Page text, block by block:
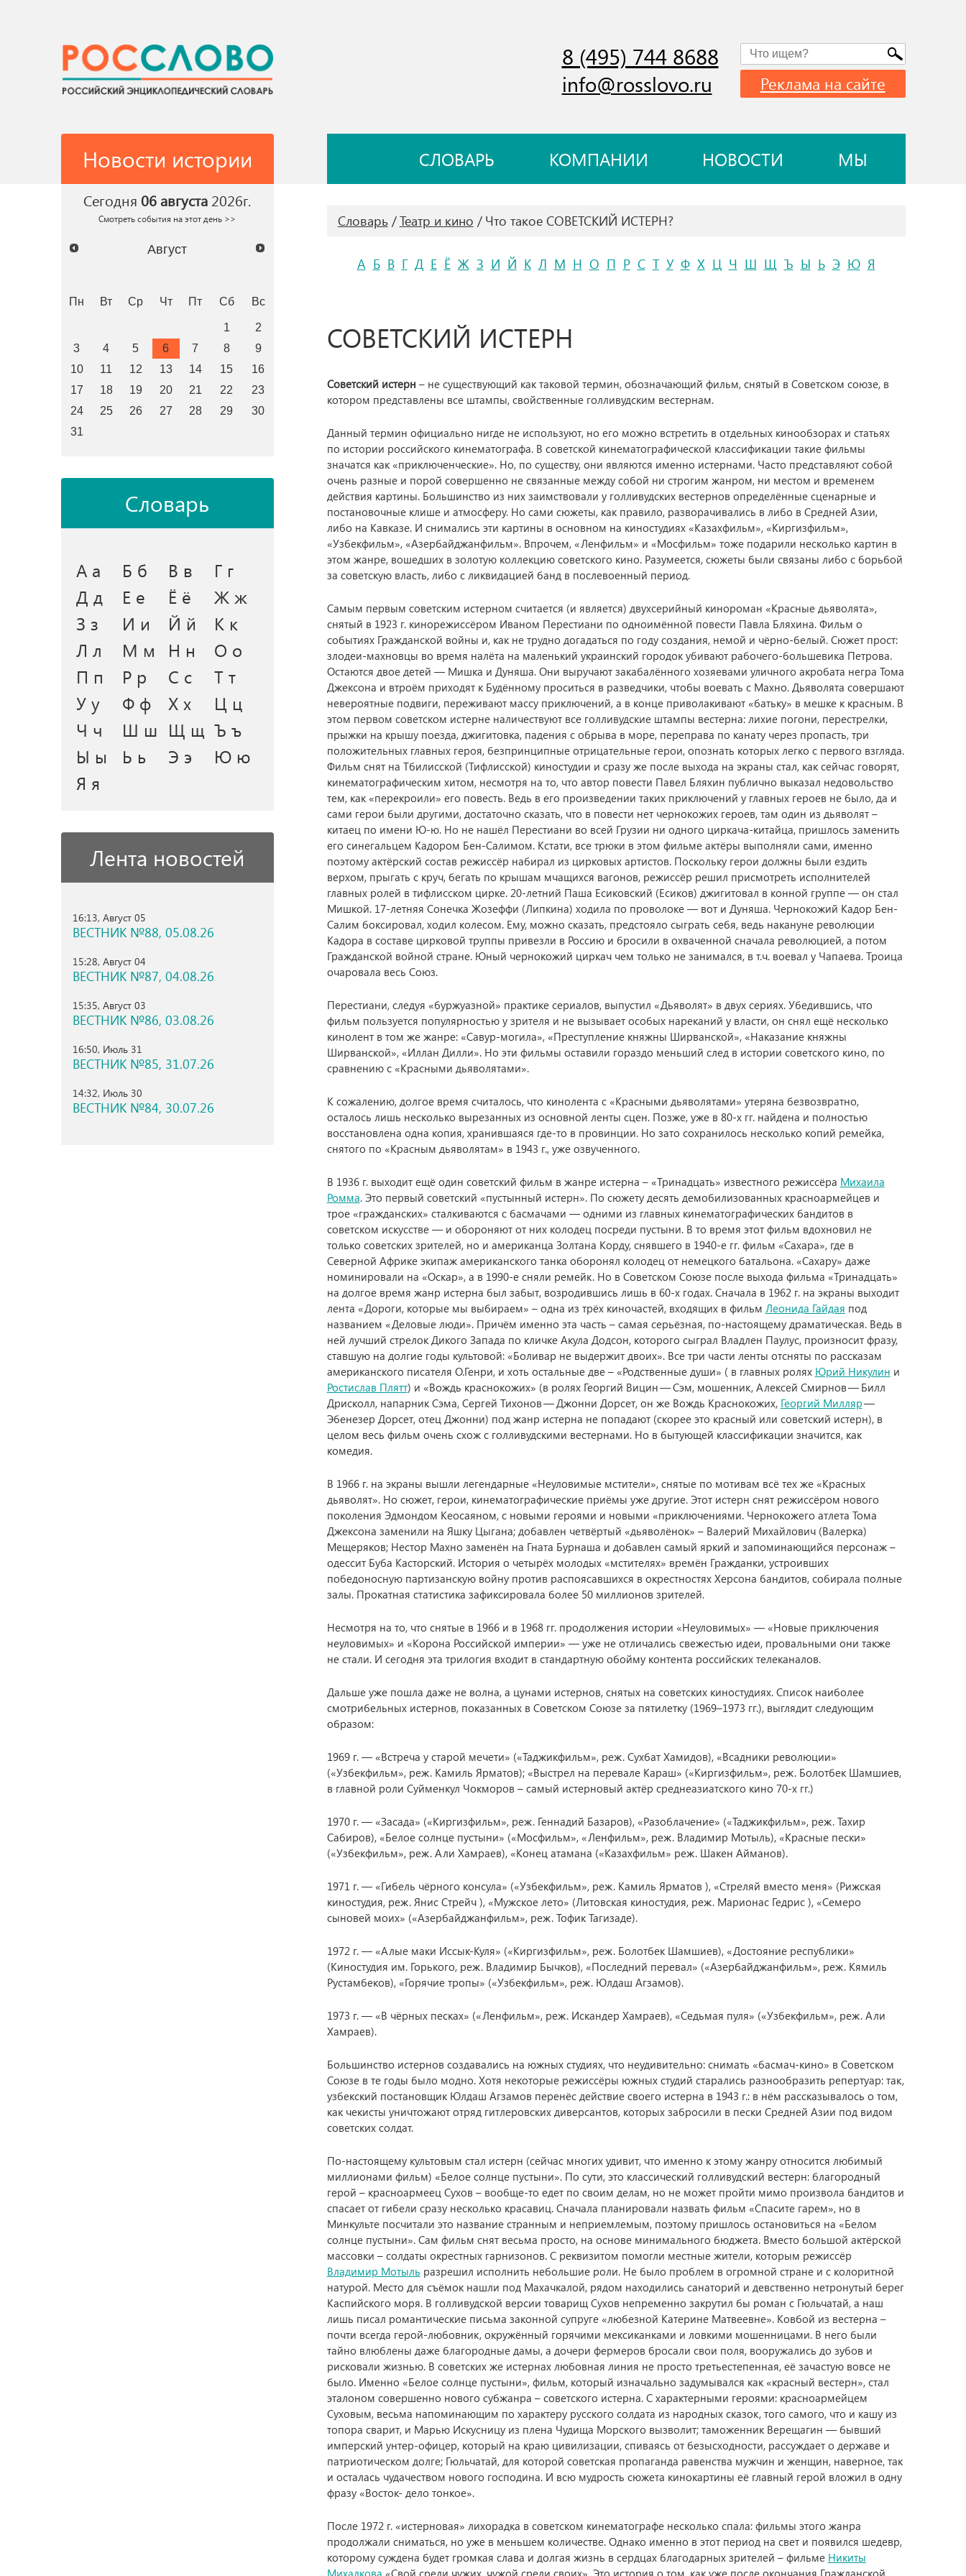
8 (495) 744 8688
info@rosslovo.ru Реклама на сайте
Новости истории СЛОВАРЬ КОМПАНИИ НОВОСТИ МЫ
Сегодня 06 августа 2026г.
Смотреть события на этот день >>
Август
Пн Вт Ср Чт Пт Сб Вс
1
2
3
4 5 6 7 8
9
10
11 12 13 14 15
16
17
18 19 20 21 22
23
24
25 26 27 28 29
30
31
Словарь
А а Б б В в
Г г
Д д
Е е Ё ё
Ж ж
З з
И и Й й
К к
Л л
М м Н н
О о
П п
Р р С с
Т т
У у
Ф ф Х х
Ц ц
Ч ч
Ш ш Щ щ Ъ ъ
Ы ы
Ь ь Э э
Ю ю
Я я
Лента новостей
16:13, Август 05
ВЕСТНИК №88, 05.08.26
15:28, Август 04
ВЕСТНИК №87, 04.08.26
15:35, Август 03
ВЕСТНИК №86, 03.08.26
16:50, Июль 31
ВЕСТНИК №85, 31.07.26
14:32, Июль 30
ВЕСТНИК №84, 30.07.26
Словарь Театр и кино Что такое СОВЕТСКИЙ ИСТЕРН?
А Б В Г Д Е Ё Ж З И Й К Л М Н О П Р С Т У Ф Х Ц Ч Ш Щ Ъ Ы Ь Э Ю Я
СОВЕТСКИЙ ИСТЕРН
Советский истерн – не существующий как таковой термин, обозначающий фильм, снятый в Советском союзе, в
котором представлены все штампы, свойственные голливудским вестернам.
Данный термин официально нигде не используют, но его можно встретить в отдельных кинообзорах и статьях
по истории российского кинематографа. В советской кинематографической классификации такие фильмы
значатся как «приключенческие». Но, по существу, они являются именно истернами. Часто представляют собой
очень разные и порой совершенно не связанные между собой ни строгим жанром, ни местом и временем
действия картины. Большинство из них заимствовали у голливудских вестернов определённые сценарные и
постановочные клише и атмосферу. Но сами сюжеты, как правило, разворачивались в либо в Средней Азии,
либо на Кавказе. И снимались эти картины в основном на киностудиях «Казахфильм», «Киргизфильм»,
«Узбекфильм», «Азербайджанфильм». Впрочем, «Ленфильм» и «Мосфильм» тоже подарили несколько картин в
этом жанре, вошедших в золотую коллекцию советского кино. Разумеется, сюжеты были связаны либо с борьбой
за советскую власть, либо с ликвидацией банд в послевоенный период.
Самым первым советским истерном считается (и является) двухсерийный кинороман «Красные дьяволята»,
снятый в 1923 г. кинорежиссёром Иваном Перестиани по одноимённой повести Павла Бляхина. Фильм о
событиях Гражданской войны и, как не трудно догадаться по году создания, немой и чёрно-белый. Сюжет прост:
злодеи-махновцы во время налёта на маленький украинский городок убивают рабочего-большевика Петрова.
Остаются двое детей — Мишка и Дуняша. Они выручают закабалённого хозяевами уличного акробата негра Тома
Джексона и втроём приходят к Будённому проситься в разведчики, чтобы воевать с Махно. Дьяволята совершают
невероятные подвиги, переживают массу приключений, а в конце приволакивают «батьку» в мешке к красным. В
этом первом советском истерне наличествуют все голливудские штампы вестерна: лихие погони, перестрелки,
прыжки на крышу поезда, джигитовка, падения с обрыва в море, переправа по канату через пропасть, три
положительных главных героя, безпринципные отрицательные герои, опознать которых легко с первого взгляда.
Фильм снят на Тбилисской (Тифлисской) киностудии и сразу же после выхода на экраны стал, как сейчас говорят,
кинематографическим хитом, несмотря на то, что автор повести Павел Бляхин публично выказал недовольство
тем, как «перекроили» его повесть. Ведь в его произведении таких приключений у главных героев не было, да и
сами герои были другими, достаточно сказать, что в повести нет чернокожих героев, там один из дьяволят –
китаец по имени Ю-ю. Но не нашёл Перестиани во всей Грузии ни одного циркача-китайца, пришлось заменить
его синегальцем Кадором Бен-Салимом. Кстати, все трюки в этом фильме актёры выполняли сами, именно
поэтому актёрский состав режиссёр набирал из цирковых артистов. Поскольку герои должны были ездить
верхом, прыгать с круч, бегать по крышам мчащихся вагонов, режиссёр решил присмотреть исполнителей
главных ролей в тифлисском цирке. 20-летний Паша Есиковский (Есиков) джигитовал в конной группе — он стал
Мишкой. 17-летняя Сонечка Жозеффи (Липкина) ходила по проволоке — вот и Дуняша. Чернокожий Кадор Бен-
Салим боксировал, ходил колесом. Ему, можно сказать, предстояло сыграть себя, ведь накануне революции
Кадора в составе цирковой труппы привезли в Россию и бросили в охваченной сначала революцией, а потом
Гражданской войной стране. Юный чернокожий циркач чем только не занимался, в т.ч. воевал у Чапаева. Троица
очаровала весь Союз.
Перестиани, следуя «буржуазной» практике сериалов, выпустил «Дьяволят» в двух сериях. Убедившись, что
фильм пользуется популярностью у зрителя и не вызывает особых нареканий у власти, он снял ещё несколько
кинолент в том же жанре: «Савур-могила», «Преступление княжны Ширванской», «Наказание княжны
Ширванской», «Иллан Дилли». Но эти фильмы оставили гораздо меньший след в истории советского кино, по
сравнению с «Красными дьяволятами».
К сожалению, долгое время считалось, что кинолента с «Красными дьяволятами» утеряна безвозвратно,
осталось лишь несколько вырезанных из основной ленты сцен. Позже, уже в 80-х гг. найдена и полностью
восстановлена одна копия, хранившаяся где-то в провинции. Но зато сохранилось несколько копий ремейка,
снятого по «Красным дьяволятам» в 1943 г., уже озвученного.
В 1936 г. выходит ещё один советский фильм в жанре истерна – «Тринадцать» известного режиссёра Михаила
Ромма. Это первый советский «пустынный истерн». По сюжету десять демобилизованных красноармейцев и
трое «гражданских» сталкиваются с басмачами — одними из главных кинематографических бандитов в
советском искусстве — и обороняют от них колодец посреди пустыни. В то время этот фильм вдохновил не
только советских зрителей, но и американца Золтана Корду, снявшего в 1940‑е гг. фильм «Сахара», где в
Северной Африке экипаж американского танка оборонял колодец от немецкого батальона. «Сахару» даже
номинировали на «Оскар», а в 1990‑е сняли ремейк. Но в Советском Союзе после выхода фильма «Тринадцать»
на долгое время жанр истерна был забыт, возродившись лишь в 60-х годах. Сначала в 1962 г. на экраны выходит
лента «Дороги, которые мы выбираем» – одна из трёх киночастей, входящих в фильм Леонида Гайдая под
названием «Деловые люди». Причём именно эта часть – самая серьёзная, по-настоящему драматическая. Ведь в
ней лучший стрелок Дикого Запада по кличке Акула Додсон, которого сыграл Владлен Паулус, произносит фразу,
ставшую на долгие годы культовой: «Боливар не выдержит двоих». Все три части ленты отсняты по рассказам
американского писателя О.Генри, и хоть остальные две – «Родственные души» ( в главных ролях Юрий Никулин и
Ростислав Плятт) и «Вождь краснокожих» (в ролях Георгий Вицин — Сэм, мошенник, Алексей Смирнов — Билл
Дрисколл, напарник Сэма, Сергей Тихонов — Джонни Дорсет, он же Вождь Краснокожих, Георгий Милляр—
Эбенезер Дорсет, отец Джонни) под жанр истерна не попадают (скорее это красный или советский истерн), в
целом весь фильм очень схож с голливудскими вестернами. Но в бытующей классификации значится, как
комедия.
В 1966 г. на экраны вышли легендарные «Неуловимые мстители», снятые по мотивам всё тех же «Красных
дьяволят». Но сюжет, герои, кинематографические приёмы уже другие. Этот истерн снят режиссёром нового
поколения Эдмондом Кеосаяном, с новыми героями и новыми «приключениями. Чернокожего атлета Тома
Джексона заменили на Яшку Цыгана; добавлен четвёртый «дьяволёнок» – Валерий Михайлович (Валерка)
Мещеряков; Нестор Махно заменён на Гната Бурнаша и добавлен самый яркий и запоминающийся персонаж –
одессит Буба Касторский. История о четырёх молодых «мстителях» времён Гражданки, устроивших
победоносную партизанскую войну против распоясавшихся в окрестностях Херсона бандитов, собирала полные
залы. Прокатная статистика зафиксировала более 50 миллионов зрителей.
Несмотря на то, что снятые в 1966 и в 1968 гг. продолжения истории «Неуловимых» — «Новые приключения
неуловимых» и «Корона Российской империи» — уже не отличались свежестью идеи, провальными они также
не стали. И сегодня эта трилогия входит в стандартную обойму контента российских телеканалов.
Дальше уже пошла даже не волна, а цунами истернов, снятых на советских киностудиях. Список наиболее
смотрибельных истернов, показанных в Советском Союзе за пятилетку (1969–1973 гг.), выглядит следующим
образом:
1969 г. — «Встреча у старой мечети» («Таджикфильм», реж. Сухбат Хамидов), «Всадники революции»
(«Узбекфильм», реж. Камиль Ярматов); «Выстрел на перевале Караш» («Киргизфильм», реж. Болотбек Шамшиев,
в главной роли Суйменкул Чокморов – самый истерновый актёр среднеазиатского кино 70-х гг.)
1970 г. — «Засада» («Киргизфильм», реж. Геннадий Базаров), «Разоблачение» («Таджикфильм», реж. Тахир
Сабиров), «Белое солнце пустыни» («Мосфильм», «Ленфильм», реж. Владимир Мотыль), «Красные пески»
(«Узбекфильм», реж. Али Хамраев), «Конец атамана («Казахфильм» реж. Шакен Айманов).
1971 г. — «Гибель чёрного консула» («Узбекфильм», реж. Камиль Ярматов ), «Стреляй вместо меня» (Рижская
киностудия, реж. Янис Стрейч ), «Мужское лето» (Литовская киностудия, реж. Марионас Гедрис ), «Семеро
сыновей моих» («Азербайджанфильм», реж. Тофик Тагизаде).
1972 г. — «Алые маки Иссык-Куля» («Киргизфильм», реж. Болотбек Шамшиев), «Достояние республики»
(Киностудия им. Горького, реж. Владимир Бычков), «Последний перевал» («Азербайджанфильм», реж. Кямиль
Рустамбеков), «Горячие тропы» («Узбекфильм», реж. Юлдаш Агзамов).
1973 г. — «В чёрных песках» («Ленфильм», реж. Искандер Хамраев), «Седьмая пуля» («Узбекфильм», реж. Али
Хамраев).
Большинство истернов создавались на южных студиях, что неудивительно: снимать «басмач-кино» в Советском
Союзе в те годы было модно. Хотя некоторые режиссёры южных студий старались разнообразить репертуар: так,
узбекский постановщик Юлдаш Агзамов перенёс действие своего истерна в 1943 г.: в нём рассказывалось о том,
как чекисты уничтожают отряд гитлеровских диверсантов, которых забросили в пески Средней Азии под видом
советских солдат.
По-настоящему культовым стал истерн (сейчас многих удивит, что именно к этому жанру относится любимый
миллионами фильм) «Белое солнце пустыни». По сути, это классический голливудский вестерн: благородный
герой – красноармеец Сухов – вообще-то едет по своим делам, но не может пройти мимо произвола бандитов и
спасает от гибели сразу несколько красавиц. Сначала планировали назвать фильм «Спасите гарем», но в
Минкульте посчитали это название странным и неприемлемым, поэтому пришлось остановиться на «Белом
солнце пустыни». Сам фильм снят весьма просто, на основе минимального бюджета. Вместо большой актёрской
массовки – солдаты окрестных гарнизонов. С реквизитом помогли местные жители, которым режиссёр
Владимир Мотыль разрешил исполнить небольшие роли. Не было проблем в огромной стране и с колоритной
натурой. Место для съёмок нашли под Махачкалой, рядом находились санаторий и девственно нетронутый берег
Каспийского моря. В голливудской версии товарищ Сухов непременно закрутил бы роман с Гюльчатай, а наш
лишь писал романтические письма законной супруге «любезной Катерине Матвеевне». Ковбой из вестерна –
почти всегда герой-любовник, окружённый горячими мексиканками и ловкими мошенницами. В него были
тайно влюблены даже благородные дамы, а дочери фермеров бросали свои поля, вооружались до зубов и
рисковали жизнью. В советских же истернах любовная линия не просто третьестепенная, её зачастую вовсе не
было. Именно «Белое солнце пустыни», фильм, который изначально задумывался как «красный вестерн», стал
эталоном совершенно нового субжанра – советского истерна. С характерными героями: красноармейцем
Суховым, весьма напоминающим по характеру русского солдата из народных сказок, того самого, что и кашу из
топора сварит, и Марью Искусницу из плена Чудища Морского вызволит; таможенник Верещагин — бывший
имперский унтер-офицер, который на краю цивилизации, спиваясь от безысходности, рассуждает о державе и
патриотическом долге; Гюльчатай, для которой советская пропаганда равенства мужчин и женщин, наверное, так
и осталась чудачеством нового господина. И всю мудрость сюжета кинокартины её главный герой вложил в одну
фразу «Восток- дело тонкое».
После 1972 г. «истерновая» лихорадка в советском кинематографе несколько спала: фильмы этого жанра
продолжали сниматься, но уже в меньшем количестве. Однако именно в этот период на свет и появился шедевр,
которому суждена будет громкая слава и долгая жизнь в сердцах благодарных зрителей – фильме Никиты
Михалкова «Свой среди чужих, чужой среди своих». Это история о том, как уже после окончания Гражданской